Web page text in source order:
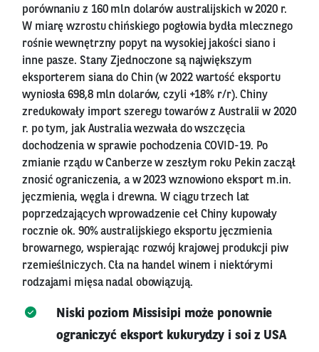
porównaniu z 160 mln dolarów australijskich w 2020 r.
W miarę wzrostu chińskiego pogłowia bydła mlecznego
rośnie wewnętrzny popyt na wysokiej jakości siano i
inne pasze. Stany Zjednoczone są największym
eksporterem siana do Chin (w 2022 wartość eksportu
wyniosła 698,8 mln dolarów, czyli +18% r/r). Chiny
zredukowały import szeregu towarów z Australii w 2020
r. po tym, jak Australia wezwała do wszczęcia
dochodzenia w sprawie pochodzenia COVID-19. Po
zmianie rządu w Canberze w zeszłym roku Pekin zaczął
znosić ograniczenia, a w 2023 wznowiono eksport m.in.
jęczmienia, węgla i drewna. W ciągu trzech lat
poprzedzających wprowadzenie ceł Chiny kupowały
rocznie ok. 90% australijskiego eksportu jęczmienia
browarnego, wspierając rozwój krajowej produkcji piw
rzemieślniczych. Cła na handel winem i niektórymi
rodzajami mięsa nadal obowiązują.
Niski poziom Missisipi może ponownie
ograniczyć eksport kukurydzy i soi z USA